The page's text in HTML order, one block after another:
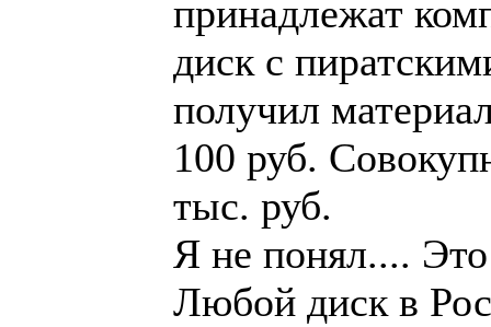
принадлежат
диск с
получил
100 руб.
тыс. руб.
Я не понял.... Это
Любой диск в